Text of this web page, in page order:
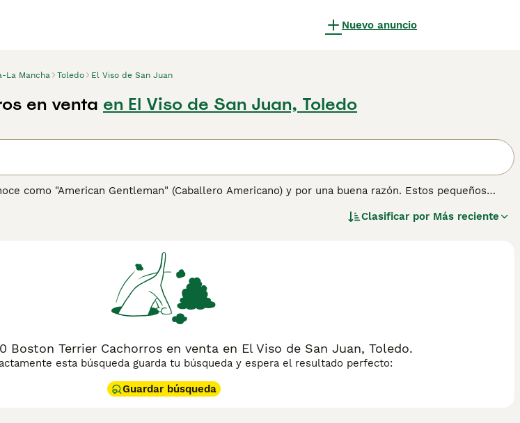
Nuevo anuncio
La Mancha Toledo El Viso de San Juan
en venta en El Viso de San Juan, Toledo
como "American Gentleman" (Caballero Americano) y por una buena razón. Estos pequeños
varios perros Terrier y Bull. El resultado fue el nacimiento de la primera pareja de perros que
para obtener información sobre esta raza de perro.
Clasificar por Más reciente
Boston Terrier Cachorros en venta en El Viso de San Juan, Toledo.
esta búsqueda guarda tu búsqueda y espera el resultado perfecto:
Guardar búsqueda